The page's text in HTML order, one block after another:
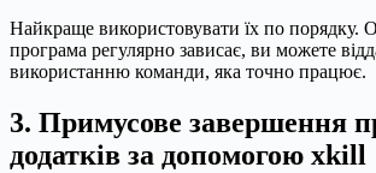
Найкраще використовувати їх по порядку.
програма регулярно зависає, ви можете
використанню команди, яка точно працює.
3. Примусове завершення
додатків за допомогою xkill